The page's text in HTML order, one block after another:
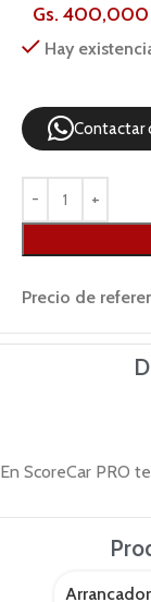
Gs. 400,000
Hay
Contactar
Precio de
En ScoreCar PRO